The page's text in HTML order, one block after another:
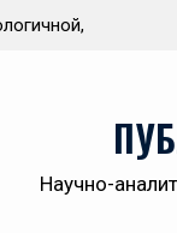
Научно-